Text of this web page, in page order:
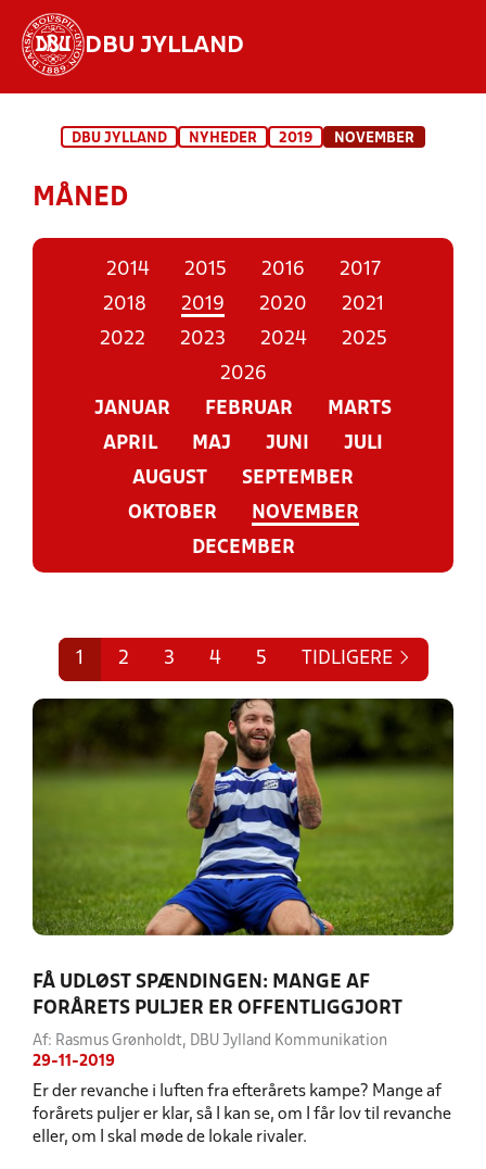
DBU JYLLAND
STILLINGER, RESULTATER, KLUBBER OG
DBU JYLLAND NYHEDER 2019 NOVEMBER
MÅNED
2014 2015 2016
2017
2018
2019 2020
2021
2022
2023 2024
2025
2026
JANUAR
FEBRUAR
MARTS
APRIL
MAJ JUNI
JULI
AUGUST
SEPTEMBER
OKTOBER
NOVEMBER
DECEMBER
1 2 3 4 5 TIDLIGERE
FÅ UDLØST SPÆNDINGEN: MANGE AF
FORÅRETS PULJER ER OFFENTLIGGJORT
Af: Rasmus Grønholdt, DBU Jylland Kommunikation
29-11-2019
Er der revanche i luften fra efterårets kampe? Mange af
forårets puljer er klar, så I kan se, om I får lov til revanche
eller, om I skal møde de lokale rivaler.